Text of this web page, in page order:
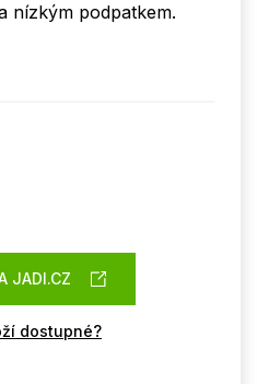
nízkým podpatkem.
JADI.CZ
dostupné?